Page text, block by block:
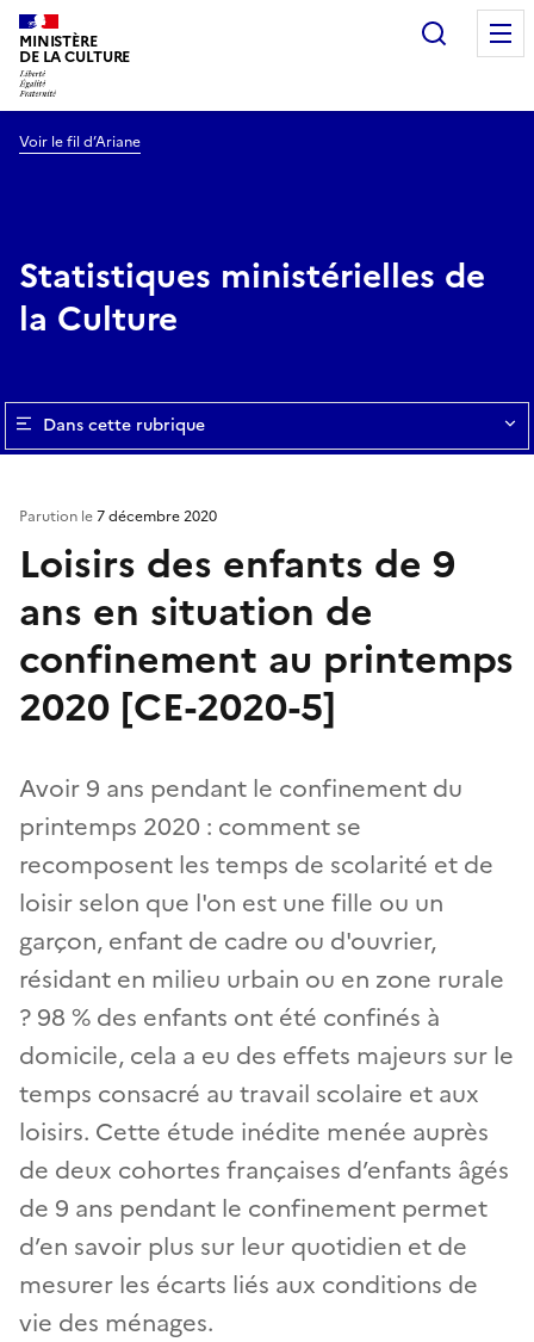
MINISTÈRE
DE LA CULTURE
Voir le fil d’Ariane
Statistiques ministérielles de
la Culture
Dans cette rubrique
Loisirs des enfants de 9
ans en situation de
confinement au printemps
2020 [CE-2020-5]
Avoir 9 ans pendant le confinement du
printemps 2020 : comment se
recomposent les temps de scolarité et de
loisir selon que l'on est une fille ou un
garçon, enfant de cadre ou d'ouvrier,
résidant en milieu urbain ou en zone rurale
? 98 % des enfants ont été confinés à
domicile, cela a eu des effets majeurs sur le
temps consacré au travail scolaire et aux
loisirs. Cette étude inédite menée auprès
de deux cohortes françaises d’enfants âgés
de 9 ans pendant le confinement permet
d’en savoir plus sur leur quotidien et de
mesurer les écarts liés aux conditions de
vie des ménages.
Parution le7 décembre 2020